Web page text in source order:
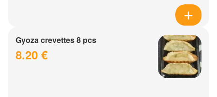
Gyoza crevettes 8 pcs
8.20 €